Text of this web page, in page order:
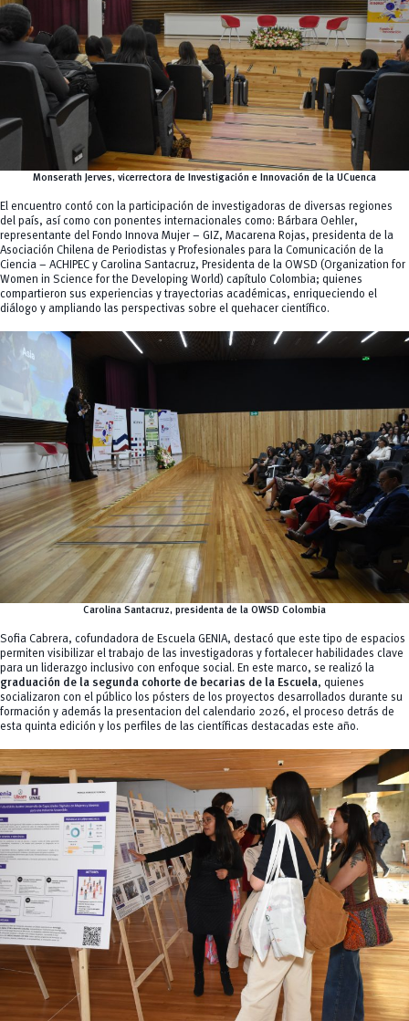
Monserath Jerves, vicerrectora de Investigación e Innovación de la UCuenca
El encuentro contó con la participación de investigadoras de diversas regiones
del país, así como con ponentes internacionales como: Bárbara Oehler,
representante del Fondo Innova Mujer – GIZ, Macarena Rojas, presidenta de la
Asociación Chilena de Periodistas y Profesionales para la Comunicación de la
Ciencia – ACHIPEC y Carolina Santacruz, Presidenta de la OWSD (Organization for
Women in Science for the Developing World) capítulo Colombia; quienes
compartieron sus experiencias y trayectorias académicas, enriqueciendo el
diálogo y ampliando las perspectivas sobre el quehacer científico.
Carolina Santacruz, presidenta de la OWSD Colombia
Sofia Cabrera, cofundadora de Escuela GENIA, destacó que este tipo de espacios
permiten visibilizar el trabajo de las investigadoras y fortalecer habilidades clave
para un liderazgo inclusivo con enfoque social. En este marco, se realizó la
graduación de la segunda cohorte de becarias de la Escuela, quienes
socializaron con el público los pósters de los proyectos desarrollados durante su
formación y además la presentacion del calendario 2026, el proceso detrás de
esta quinta edición y los perfiles de las científicas destacadas este año.